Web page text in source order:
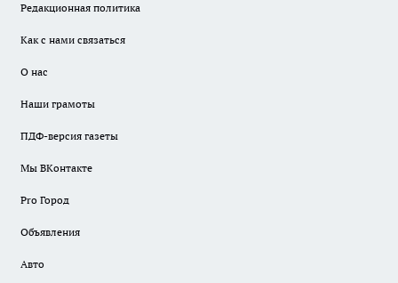
Редакционная политика
Как с нами связаться
О нас
Наши грамоты
ПДФ-версия газеты
Мы ВКонтакте
Pro Город
Объявления
Авто